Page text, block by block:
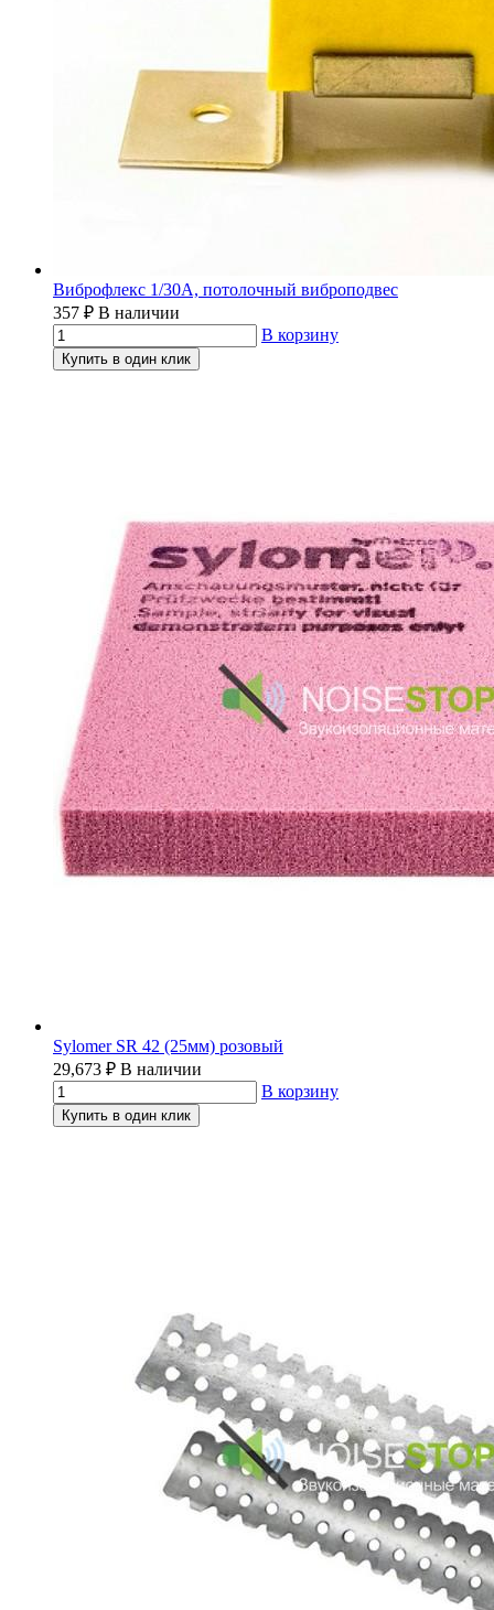
Виброфлекс 1/30А, потолочный виброподвес
357 ₽ В наличии
В корзину
Купить в один клик
Sylomer SR 42 (25мм) розовый
29,673 ₽ В наличии
В корзину
Купить в один клик